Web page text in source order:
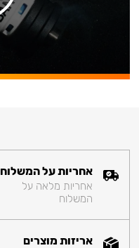
אחריות על המשלוח
אחריות מלאה על
המשלוח
אריזות מוצרים